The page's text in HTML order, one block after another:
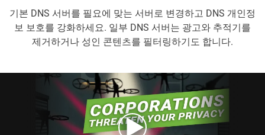
기본 DNS 서버를 필요에 맞는 서버로 변경하고 DNS 개인정
보 보호를 강화하세요. 일부 DNS 서버는 광고와 추적기를
제거하거나 성인 콘텐츠를 필터링하기도 합니다.